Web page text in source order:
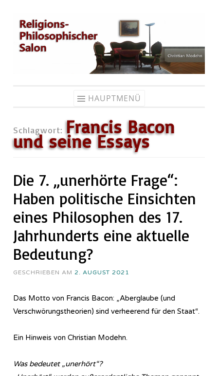
Zum
Inhalt
springen
HAUPTMENÜ
Schlagwort: Francis Bacon
und seine Essays
Die 7. „unerhörte Frage“:
Haben politische Einsichten
eines Philosophen des 17.
Jahrhunderts eine aktuelle
Bedeutung?
GESCHRIEBEN AM 2. AUGUST 2021
Das Motto von Francis Bacon: „Aberglaube (und
Verschwörungstheorien) sind verheerend für den Staat“.
Ein Hinweis von Christian Modehn.
Was bedeutet „unerhört“?